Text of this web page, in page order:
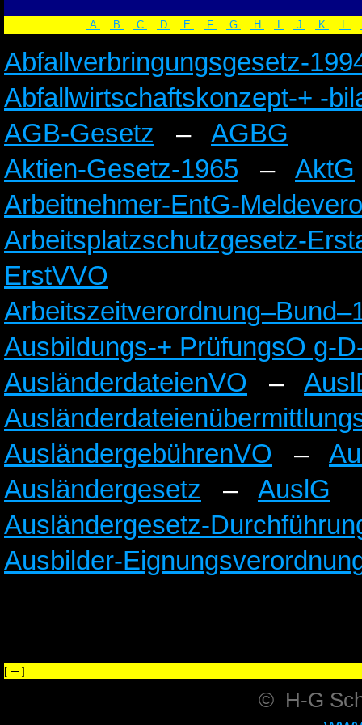
A B C D E F G H J K L
Abfallverbringungsgesetz-
Abfallwirtschaftskonzept-+ -
AGB-Gesetz – AGBG
Aktien-Gesetz-1965 – AktG
Arbeitnehmer-EntG-
Arbeitsplatzschutzgesetz-
ErstVVO
Ausbildungs-+ PrüfungsO g-
AusländerdateienVO –
AusländergebührenVO –
Ausländergesetz – AuslG
Ausländergesetz-
Ausbilder-
[ – ]
© H-G